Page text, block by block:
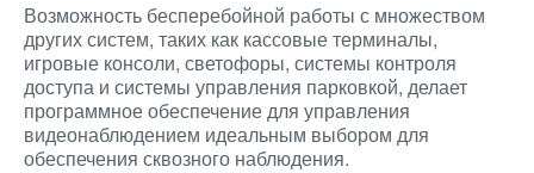
Возможность бесперебойной работы с множеством
других систем, таких как кассовые терминалы,
игровые консоли, светофоры, системы контроля
доступа и системы управления парковкой, делает
программное обеспечение для управления
видеонаблюдением идеальным выбором для
обеспечения сквозного наблюдения.